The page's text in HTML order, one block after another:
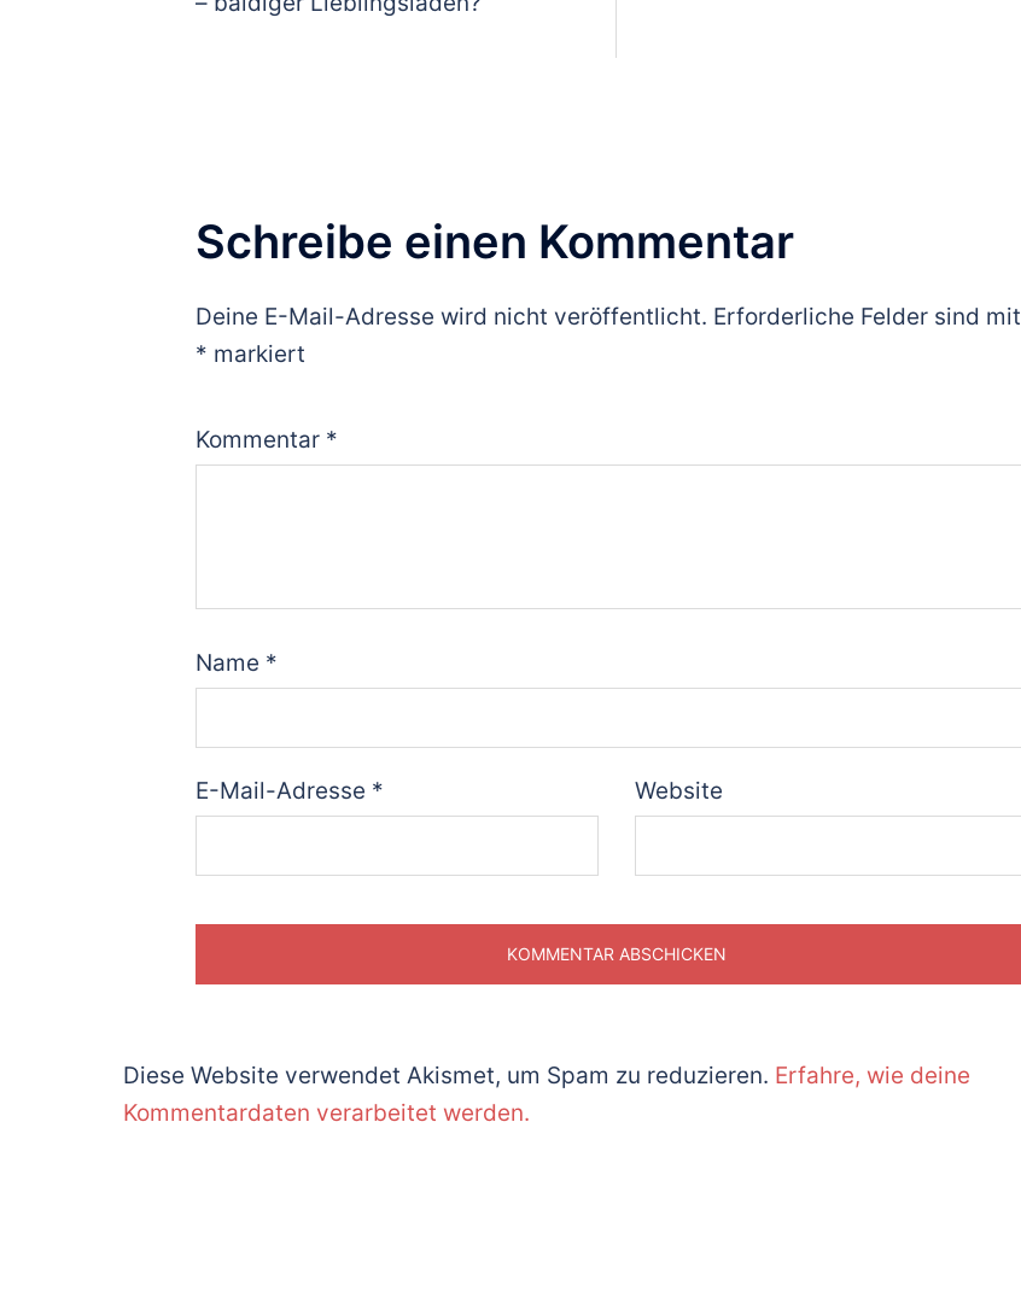
Schreibe einen Kommentar
Deine E-Mail-Adresse wird nicht veröffentlicht. Erforderliche Felder sind mit
* markiert
Kommentar *
Name *
E-Mail-Adresse * Website
Diese Website verwendet Akismet, um Spam zu reduzieren. Erfahre, wie deine
Kommentardaten verarbeitet werden.